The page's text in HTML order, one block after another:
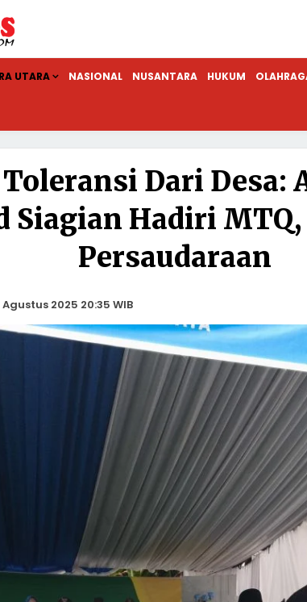
UTARA NASIONAL NUSANTARA HUKUM
Dari Desa:
Siagian Hadiri MTQ,
Persaudaraan
2025 20:35 WIB